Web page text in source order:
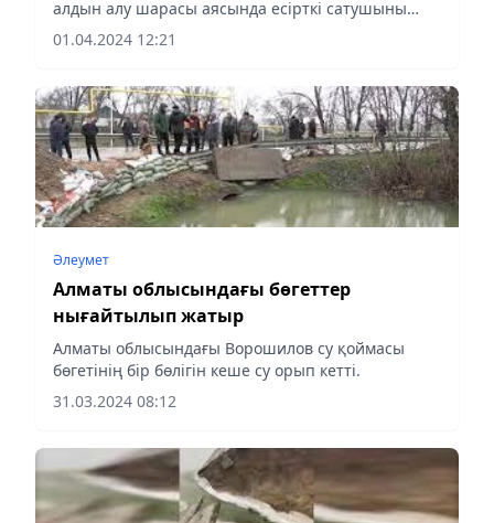
алдын алу шарасы аясында есірткі сатушыны
анықтап, заңсыз айналымнан үш келіге жуық
мефедрон тәркіледі.
01.04.2024 12:21
Әлеумет
Алматы облысындағы бөгеттер
нығайтылып жатыр
Алматы облысындағы Ворошилов су қоймасы
бөгетінің бір бөлігін кеше су орып кетті.
31.03.2024 08:12